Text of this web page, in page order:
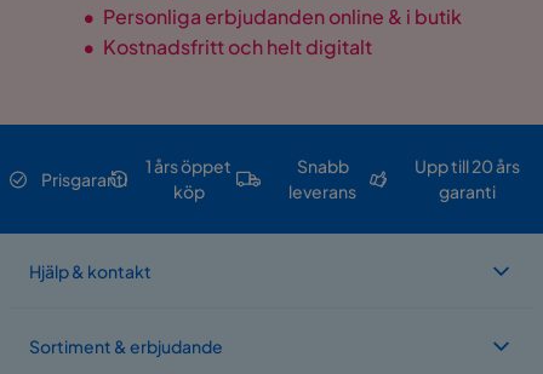
• Personliga erbjudanden online & i butik
• Kostnadsfritt och helt digitalt
Prisgaranti
1 års öppet
köp
Snabb
leverans
Upp till 20 års
garanti
Hjälp & kontakt
Sortiment & erbjudande